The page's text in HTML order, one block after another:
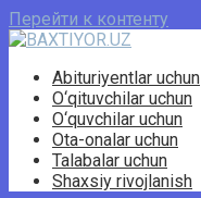
Перейти к контенту
Abituriyentlar uchun
O‘qituvchilar uchun
O‘quvchilar uchun
Ota-onalar uchun
Talabalar uchun
Shaxsiy rivojlanish